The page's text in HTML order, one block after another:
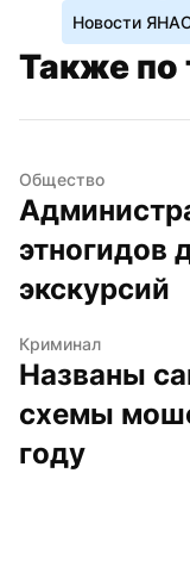
Новости
Также по
Общество
этногидов
экскурсий
Криминал
Названы
схемы
году